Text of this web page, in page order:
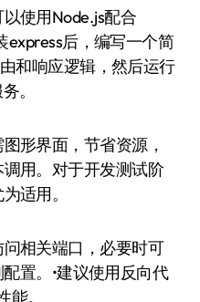
使用Node.js配合
express后，编写一个简
和响应逻辑，然后运行
。
形界面，节省资源，
用。对于开发测试阶
适用。
相关端口，必要时可
置。•建议使用反向代
。